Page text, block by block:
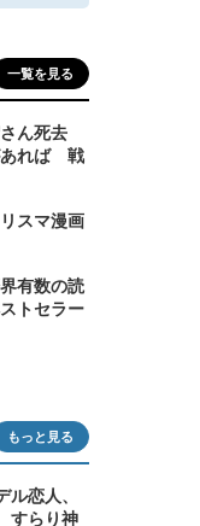
一覧を見る
さん死去
あれば 戦
スマ漫画
有数の読
トセラー
もっと見る
恋人、
すらり神